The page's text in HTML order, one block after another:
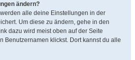
ändern?
alle deine Einstellungen in der
Um diese zu ändern, gehe in den
dazu wird meist oben auf der Seite
Benutzernamen klickst. Dort kannst du alle